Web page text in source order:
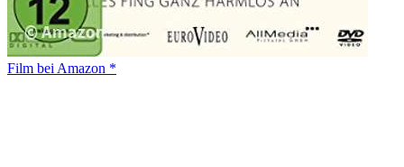
Film bei Amazon *